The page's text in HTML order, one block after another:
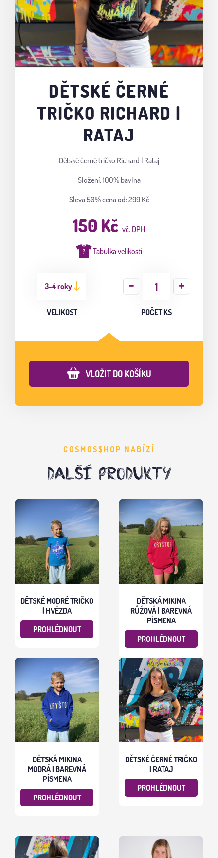
DĚTSKÉ ČERNÉ
TRIČKO RICHARD |
RATAJ
Dětské černé tričko Richard | Rataj
Složení: 100% bavlna
Sleva 50%cena od: 299 Kč
150 Kč vč. DPH
Tabulka velikostí
3-4 roky
VELIKOST POČET KS
VLOŽIT DO KOŠÍKU
COSMOS$HOP NABÍZÍ
DALŠÍ PRODUKTY
DĚTSKÉ MODRÉ TRIČKO
| HVĚZDA
PROHLÉDNOUT
DĚTSKÁ MIKINA
RŮŽOVÁ | BAREVNÁ
PÍSMENA
PROHLÉDNOUT
DĚTSKÁ MIKINA
MODRÁ | BAREVNÁ
PÍSMENA
PROHLÉDNOUT
DĚTSKÉ ČERNÉ TRIČKO
| RATAJ
PROHLÉDNOUT